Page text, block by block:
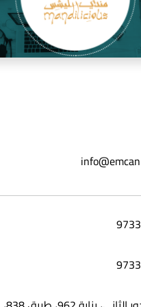
السوشيال ميديا لمطعم مندي
ليشس